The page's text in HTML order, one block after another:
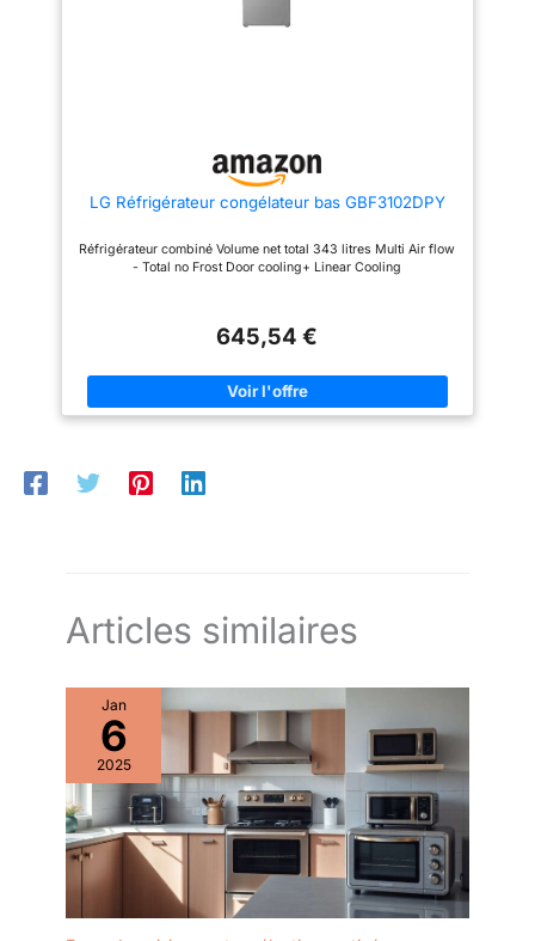
LG Réfrigérateur congélateur bas GBF3102DPY
Réfrigérateur combiné Volume net total 343 litres Multi Air flow
- Total no Frost Door cooling+ Linear Cooling
645,54 €
Articles similaires
Jan
6
2025